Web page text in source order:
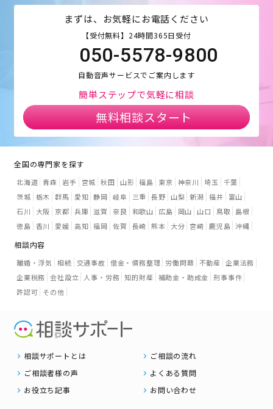
まずは、お気軽にお電話ください
【受付無料】24時間365日受付
050-5578-9800
自動音声サービスでご案内します
簡単ステップで気軽に相談
無料相談スタート
全国の専門家を探す
北海道 青森 岩手 宮城 秋田 山形 福島 東京 神奈川 埼玉
千葉
茨城 栃木 群馬 愛知 静岡 岐阜 三重 長野 山梨 新潟 福井
富山
石川
大阪 京都 兵庫 滋賀 奈良 和歌山 広島 岡山 山口 鳥取
島根
徳島 香川 愛媛 高知 福岡 佐賀 長崎 熊本 大分 宮崎 鹿児島 沖縄
相談内容
離婚・浮気 相続 交通事故 借金・債務整理 労働問題 不動産 企業法務
企業税務 会社設立 人事・労務 知的財産 補助金・助成金 刑事事件
許認可 その他
相談サポートとは
ご相談の流れ
ご相談者様の声
よくある質問
お役立ち記事
お問い合わせ